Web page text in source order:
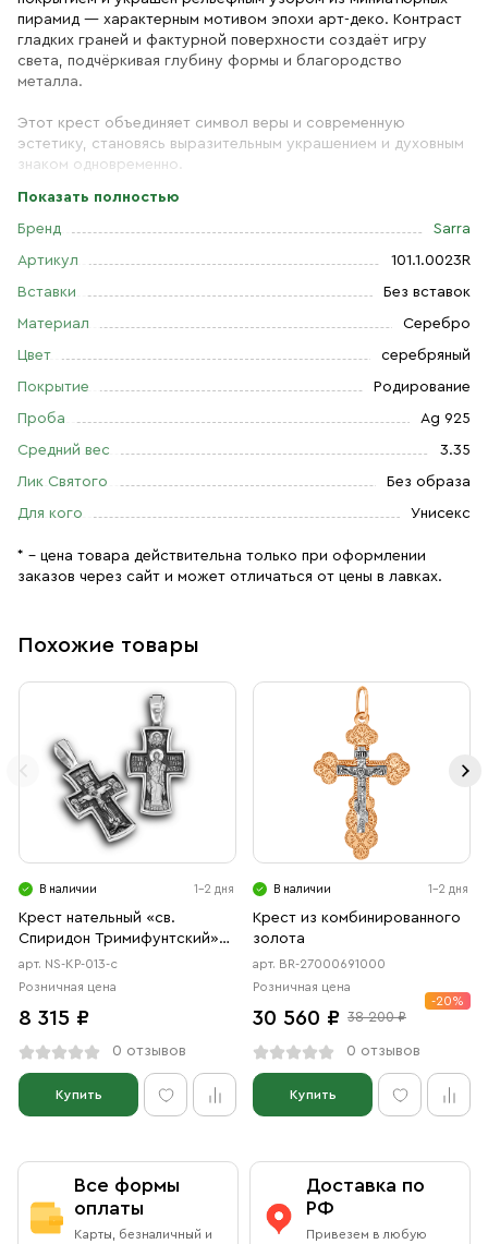
пирамид — характерным мотивом эпохи арт-деко. Контраст
гладких граней и фактурной поверхности создаёт игру
света, подчёркивая глубину формы и благородство
металла.
Этот крест объединяет символ веры и современную
эстетику, становясь выразительным украшением и духовным
знаком одновременно.
Высота изделия 31 мм (37 мм с ушком), ширина 22 мм,
толщина 1,1 мм, примерный вес 3,35 г. Размер ушка - 8 мм на
Выполнен из серебра 925 пробы с родием
Показать полностью
Бренд Sarra
Артикул 101.1.0023R
Вставки Без вставок
Материал Серебро
Цвет серебряный
Покрытие Родирование
Проба Ag 925
Средний вес 3.35
Лик Святого Без образа
Для кого Унисекс
* – цена товара действительна только при оформлении
заказов через сайт и может отличаться от цены в лавках.
Похожие товары
В наличии 1-2 дня
Крест нательный «св.
Спиридон Тримифунтский»
серебро
арт. NS-КР-013-c
Розничная цена
8 315 ₽
0 отзывов
Купить
В наличии 1-2 дня
Крест из комбинированного
золота
арт. BR-27000691000
Розничная цена
30 560 ₽ 38 200 ₽
-20%
0 отзывов
Купить
Все формы
оплаты
Карты, безналичный и
Доставка по
РФ
Привезем в любую